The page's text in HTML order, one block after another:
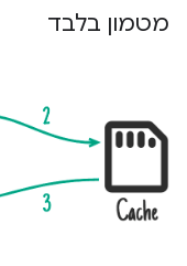
מטמון בלבד